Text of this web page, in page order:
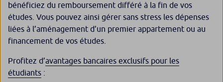
bénéficiez du remboursement différé à la fin de vos
études. Vous pouvez ainsi gérer sans stress les dépenses
liées à l’aménagement d’un premier appartement ou au
financement de vos études.
Profitez d’avantages bancaires exclusifs pour les
étudiants :